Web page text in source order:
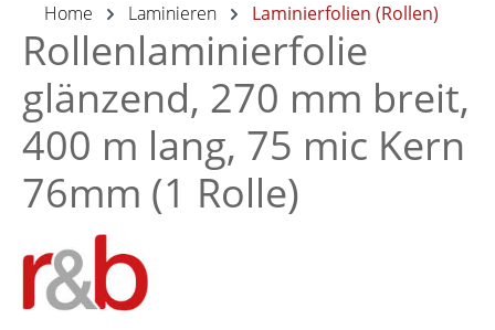
Home Laminieren Laminierfolien (Rollen)
Rollenlaminierfolie
glänzend, 270 mm breit,
400 m lang, 75 mic Kern
76mm (1 Rolle)